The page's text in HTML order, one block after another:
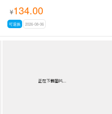
¥134.00
可退换 2026-08-06